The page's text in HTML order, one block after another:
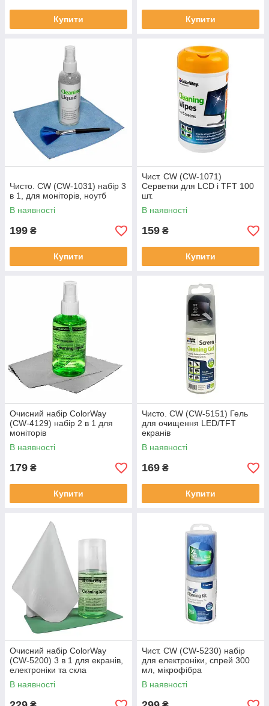
Купити Купити
Чисто. CW (CW-1031) набір 3
в 1, для моніторів, ноутб
В наявності
199 ₴
Купити
Чист. CW (CW-1071)
Серветки для LCD і TFT 100
шт.
В наявності
159 ₴
Купити
Очисний набір ColorWay
(CW-4129) набір 2 в 1 для
моніторів
В наявності
179 ₴
Купити
Чисто. CW (CW-5151) Гель
для очищення LED/TFT
екранів
В наявності
169 ₴
Купити
Очисний набір ColorWay
(CW-5200) 3 в 1 для екранів,
електроніки та скла
В наявності
Чист. CW (CW-5230) набір
для електроніки, спрей 300
мл, мікрофібра
В наявності